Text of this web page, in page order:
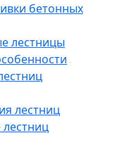
бетонных
лестницы
лестниц